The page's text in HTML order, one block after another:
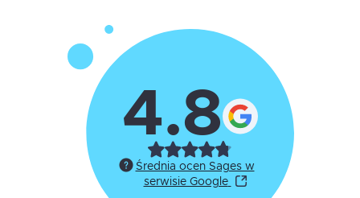
4.8
Średnia ocen Sages w
serwisie Google